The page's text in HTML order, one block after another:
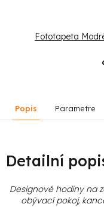
Fototapeta
Popis Parametre
Detailní
Designové hodiny na
obývací pokoj,